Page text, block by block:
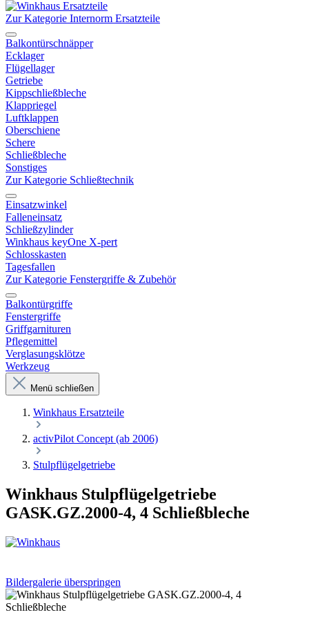
Zur Kategorie Internorm Ersatzteile
Balkontürschnäpper
Ecklager
Flügellager
Getriebe
Kippschließbleche
Klappriegel
Luftklappen
Oberschiene
Schere
Schließbleche
Sonstiges
Zur Kategorie Schließtechnik
Einsatzwinkel
Falleneinsatz
Schließzylinder
Winkhaus keyOne X-pert
Schlosskasten
Tagesfallen
Zur Kategorie Fenstergriffe & Zubehör
Balkontürgriffe
Fenstergriffe
Griffgarnituren
Pflegemittel
Verglasungsklötze
Werkzeug
Menü schließen
Winkhaus Ersatzteile
activPilot Concept (ab 2006)
Stulpflügelgetriebe
Winkhaus Stulpflügelgetriebe
GASK.GZ.2000-4, 4 Schließbleche
Bildergalerie überspringen